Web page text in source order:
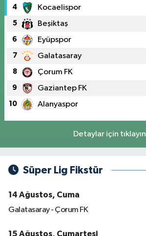
4 Kocaelispor
5 Beşiktaş
6 Eyüpspor
7 Galatasaray
8 Çorum FK
9 Gaziantep FK
10 Alanyaspor
Detaylar için tıklayın
Süper Lig Fikstür
14 Ağustos, Cuma
Galatasaray - Çorum FK
15 Ağustos, Cumartesi